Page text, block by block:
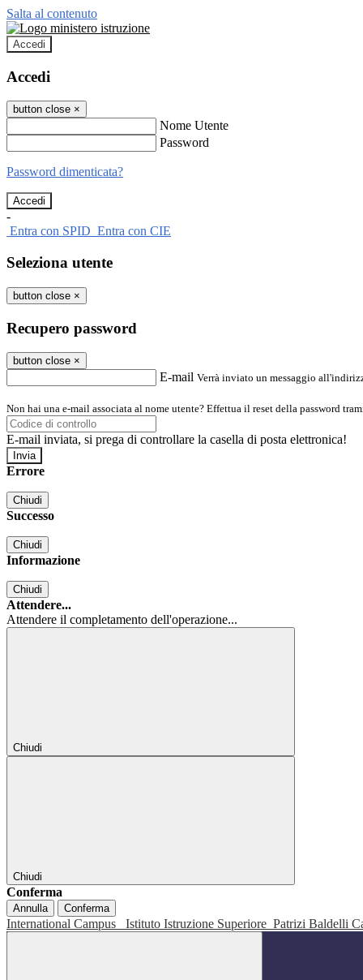
Salta al contenuto
Accedi
Accedi
button close ×
Nome Utente
Password
Password dimenticata?
-
Entra con SPID Entra con CIE
Seleziona utente
button close ×
Recupero password
button close ×
E-mail Verrà inviato un messaggio
Non hai una e-mail associata al nome utente? Effettua il reset della password
E-mail inviata, si prega di controllare la casella di posta elettronica!
Errore
Chiudi
Successo
Chiudi
Informazione
Chiudi
Attendere...
Attendere il completamento dell'operazione...
Chiudi
Chiudi
Conferma
Annulla Conferma
International Campus Istituto Istruzione Superiore Patrizi Baldelli